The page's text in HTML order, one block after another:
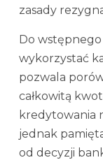
zasady
Do
wykorzystać
pozwala
całkowitą
kredytowania
jednak
od decyzji